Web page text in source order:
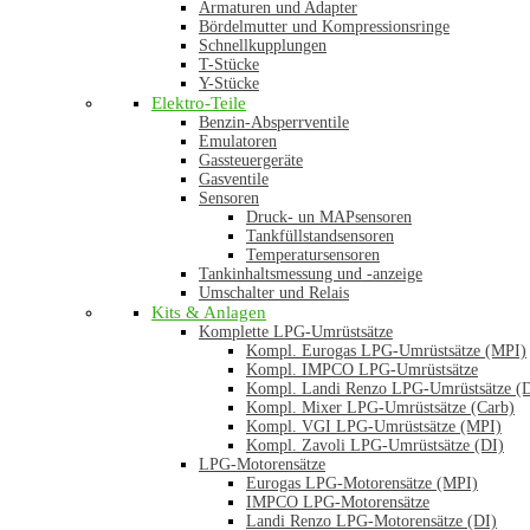
Armaturen und Adapter
Bördelmutter und Kompressionsringe
Schnellkupplungen
T-Stücke
Y-Stücke
Elektro-Teile
Benzin-Absperrventile
Emulatoren
Gassteuergeräte
Gasventile
Sensoren
Druck- un MAPsensoren
Tankfüllstandsensoren
Temperatursensoren
Tankinhaltsmessung und -anzeige
Umschalter und Relais
Kits & Anlagen
Komplette LPG-Umrüstsätze
Kompl. Eurogas LPG-Umrüstsätze (MPI)
Kompl. IMPCO LPG-Umrüstsätze
Kompl. Landi Renzo LPG-Umrüstsätze
Kompl. Mixer LPG-Umrüstsätze (Carb)
Kompl. VGI LPG-Umrüstsätze (MPI)
Kompl. Zavoli LPG-Umrüstsätze (DI)
LPG-Motorensätze
Eurogas LPG-Motorensätze (MPI)
IMPCO LPG-Motorensätze
Landi Renzo LPG-Motorensätze (DI)